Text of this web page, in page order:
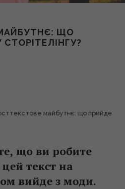
ЩО
майбутнє: що прийде
що ви робите
текст на
вийде з моди.